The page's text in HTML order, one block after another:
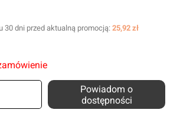
30 dni przed aktualną promocją: 25,92 zł
Powiadom o
dostępności